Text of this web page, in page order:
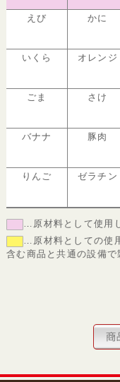
えび かに
いくら オレンジ
ごま さけ
バナナ 豚肉
りんご ゼラチン
…原材料として使用
…原材料としての使
含む商品と共通の設備で